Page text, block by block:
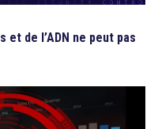
de l’ADN ne peut pas